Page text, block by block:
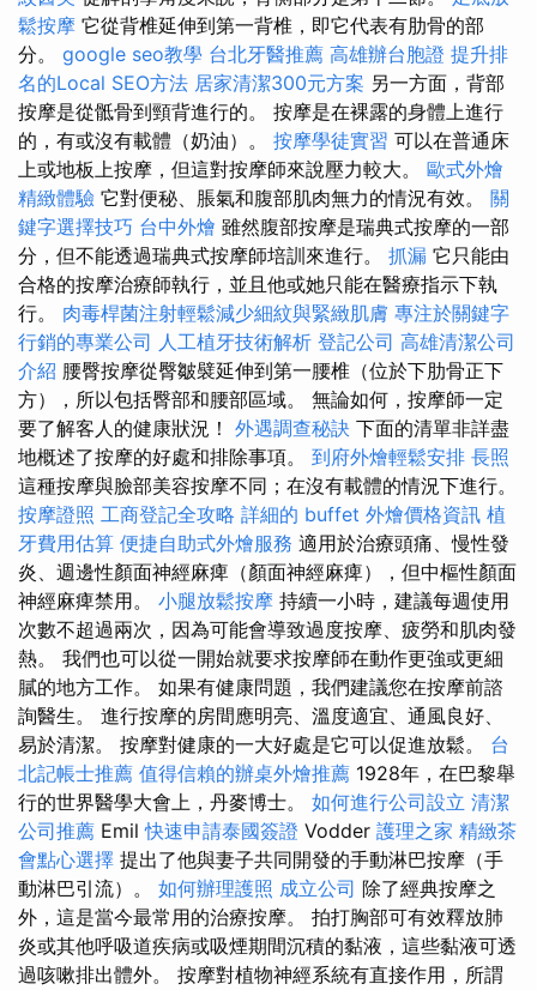
鬆按摩 它從背椎延伸到第一背椎，即它代表有肋骨的部
分。 google seo教學 台北牙醫推薦 高雄辦台胞證 提升排
名的Local SEO方法 居家清潔300元方案 另一方面，背部
按摩是從骶骨到頸背進行的。 按摩是在裸露的身體上進行
的，有或沒有載體（奶油）。 按摩學徒實習 可以在普通床
上或地板上按摩，但這對按摩師來說壓力較大。 歐式外燴
精緻體驗 它對便秘、脹氣和腹部肌肉無力的情況有效。 關
鍵字選擇技巧 台中外燴 雖然腹部按摩是瑞典式按摩的一部
分，但不能透過瑞典式按摩師培訓來進行。 抓漏 它只能由
合格的按摩治療師執行，並且他或她只能在醫療指示下執
行。 肉毒桿菌注射輕鬆減少細紋與緊緻肌膚 專注於關鍵字
行銷的專業公司 人工植牙技術解析 登記公司 高雄清潔公司
介紹 腰臀按摩從臀皺襞延伸到第一腰椎（位於下肋骨正下
方），所以包括臀部和腰部區域。 無論如何，按摩師一定
要了解客人的健康狀況！ 外遇調查秘訣 下面的清單非詳盡
地概述了按摩的好處和排除事項。 到府外燴輕鬆安排 長照
這種按摩與臉部美容按摩不同；在沒有載體的情況下進行。
按摩證照 工商登記全攻略 詳細的 buffet 外燴價格資訊 植
牙費用估算 便捷自助式外燴服務 適用於治療頭痛、慢性發
炎、週邊性顏面神經麻痺（顏面神經麻痺），但中樞性顏面
神經麻痺禁用。 小腿放鬆按摩 持續一小時，建議每週使用
次數不超過兩次，因為可能會導致過度按摩、疲勞和肌肉發
熱。 我們也可以從一開始就要求按摩師在動作更強或更細
膩的地方工作。 如果有健康問題，我們建議您在按摩前諮
詢醫生。 進行按摩的房間應明亮、溫度適宜、通風良好、
易於清潔。 按摩對健康的一大好處是它可以促進放鬆。 台
北記帳士推薦 值得信賴的辦桌外燴推薦 1928年，在巴黎舉
行的世界醫學大會上，丹麥博士。 如何進行公司設立 清潔
公司推薦 Emil快速申請泰國簽證 Vodder 護理之家 精緻茶
會點心選擇 提出了他與妻子共同開發的手動淋巴按摩（手
動淋巴引流）。 如何辦理護照 成立公司 除了經典按摩之
外，這是當今最常用的治療按摩。 拍打胸部可有效釋放肺
炎或其他呼吸道疾病或吸煙期間沉積的黏液，這些黏液可透
過咳嗽排出體外。 按摩對植物神經系統有直接作用，所謂